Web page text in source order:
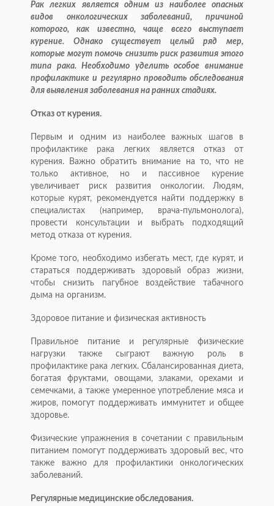
Рак легких является одним из наиболее опасных
видов онкологических заболеваний, причиной
которого, как известно, чаще всего выступает
курение. Однако существует целый ряд мер,
которые могут помочь снизить риск развития этого
типа рака. Необходимо уделить особое внимание
профилактике и регулярно проводить обследования
для выявления заболевания на ранних стадиях.
Отказ от курения.
Первым и одним из наиболее важных шагов в
профилактике рака легких является отказ от
курения. Важно обратить внимание на то, что не
только активное, но и пассивное курение
увеличивает риск развития онкологии. Людям,
которые курят, рекомендуется найти поддержку в
специалистах (например, врача-пульмонолога),
провести консультации и выбрать подходящий
метод отказа от курения.
Кроме того, необходимо избегать мест, где курят, и
стараться поддерживать здоровый образ жизни,
чтобы снизить пагубное воздействие табачного
дыма на организм.
Здоровое питание и физическая активность
Правильное питание и регулярные физические
нагрузки также сыграют важную роль в
профилактике рака легких. Сбалансированная диета,
богатая фруктами, овощами, злаками, орехами и
семечками, а также умеренное употребление мяса и
жиров, помогут поддерживать иммунитет и общее
здоровье.
Физические упражнения в сочетании с правильным
питанием помогут поддерживать здоровый вес, что
также важно для профилактики онкологических
заболеваний.
Регулярные медицинские обследования.